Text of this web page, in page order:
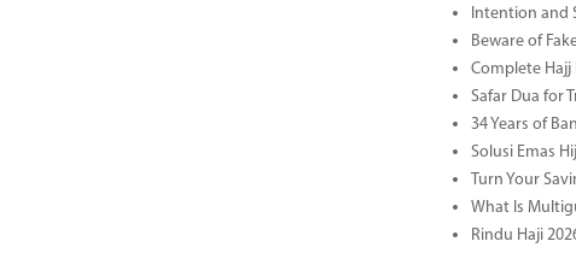
Intention and
Beware of
Complete Hajj
Safar Dua for
34 Years of
Solusi Emas
Turn Your
What Is
Rindu Haji